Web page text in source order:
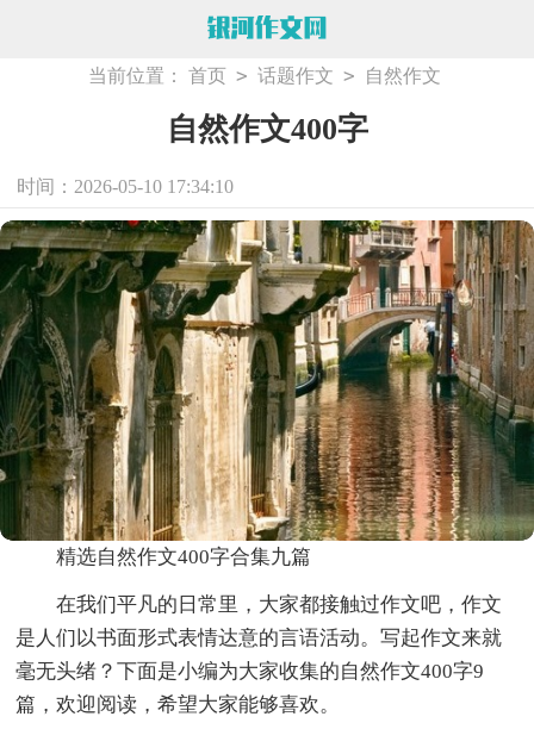
当前位置： 首页 > 话题作文 > 自然作文
自然作文400字
时间：2026-05-10 17:34:10
精选自然作文400字合集九篇
在我们平凡的日常里，大家都接触过作文吧，作文
是人们以书面形式表情达意的言语活动。写起作文来就
毫无头绪？下面是小编为大家收集的自然作文400字9
篇，欢迎阅读，希望大家能够喜欢。